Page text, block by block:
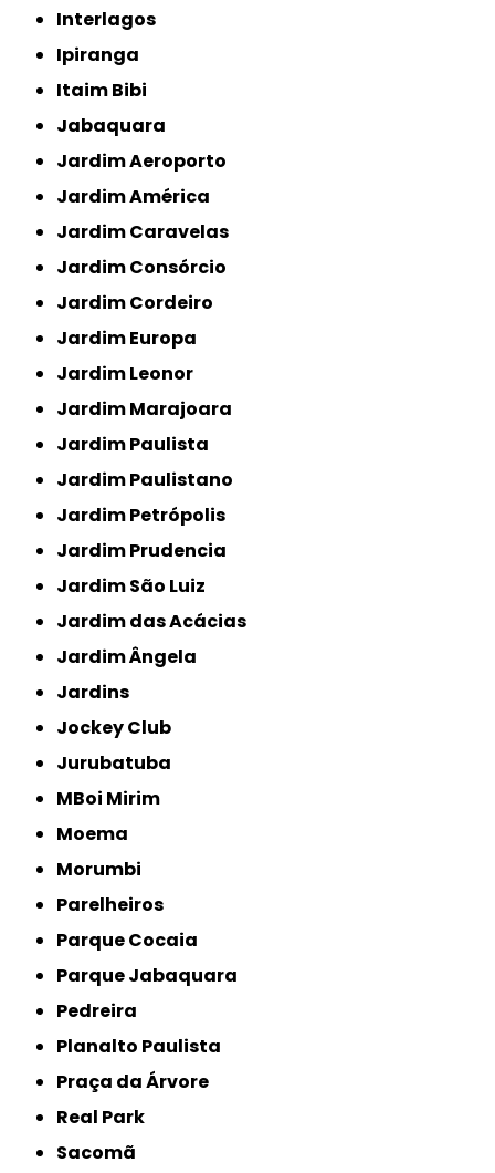
Interlagos
Ipiranga
Itaim Bibi
Jabaquara
Jardim Aeroporto
Jardim América
Jardim Caravelas
Jardim Consórcio
Jardim Cordeiro
Jardim Europa
Jardim Leonor
Jardim Marajoara
Jardim Paulista
Jardim Paulistano
Jardim Petrópolis
Jardim Prudencia
Jardim São Luiz
Jardim das Acácias
Jardim Ângela
Jardins
Jockey Club
Jurubatuba
MBoi Mirim
Moema
Morumbi
Parelheiros
Parque Cocaia
Parque Jabaquara
Pedreira
Planalto Paulista
Praça da Árvore
Real Park
Sacomã